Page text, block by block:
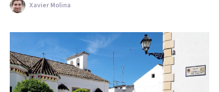
Xavier Molina